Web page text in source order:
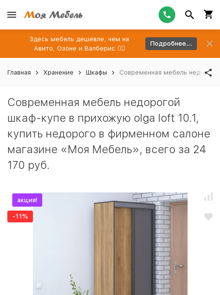
Здесь мебель дешевле, чем на
Авито, Озоне и Валберис 👉🏻
Подробнее...
Главная Хранение Шкафы Современная мебель
Современная мебель недорогой
шкаф-купе в прихожую olga loft 10.1,
купить недорого в фирменном салоне
магазине «Моя Мебель», всего за 24
170 руб.
акция!
-11%